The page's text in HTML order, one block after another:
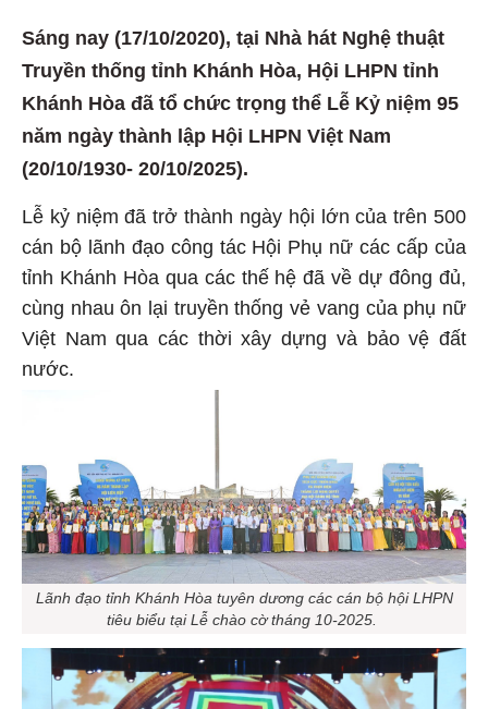
Sáng nay (17/10/2020), tại Nhà hát Nghệ thuật
Truyền thống tỉnh Khánh Hòa, Hội LHPN tỉnh
Khánh Hòa đã tổ chức trọng thể Lễ Kỷ niệm 95
năm ngày thành lập Hội LHPN Việt Nam
(20/10/1930- 20/10/2025).
Lễ kỷ niệm đã trở thành ngày hội lớn của trên 500
cán bộ lãnh đạo công tác Hội Phụ nữ các cấp của
tỉnh Khánh Hòa qua các thế hệ đã về dự đông đủ,
cùng nhau ôn lại truyền thống vẻ vang của phụ nữ
Việt Nam qua các thời xây dựng và bảo vệ đất
nước.
Lãnh đạo tỉnh Khánh Hòa tuyên dương các cán bộ hội LHPN
tiêu biểu tại Lễ chào cờ tháng 10-2025.